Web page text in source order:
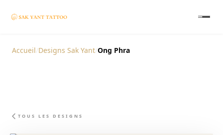
Accueil Designs Sak Yant Ong Phra
TOUS LES DESIGNS